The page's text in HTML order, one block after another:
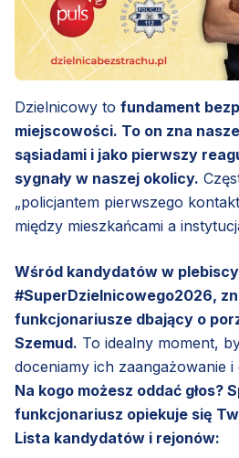
Dzielnicowy to fundament
miejscowości. To on zna
sąsiadami i jako pierwszy
sygnały w naszej okolicy.
„policjantem pierwszego
między mieszkańcami a
Wśród kandydatów w
#SuperDzielnicowego2026,
funkcjonariusze dbający o
Szemud. To idealny moment,
doceniamy ich zaangażowanie
Na kogo możesz oddać głos?
funkcjonariusz opiekuje się
Lista kandydatów i rejonów: